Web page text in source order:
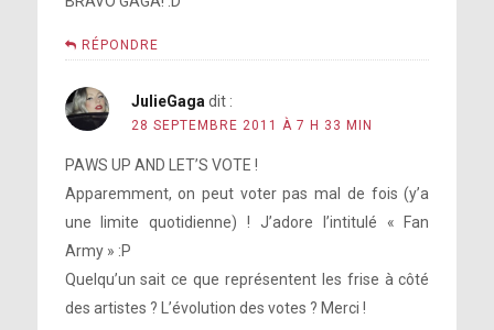
RÉPONDRE
JulieGaga dit :
28 SEPTEMBRE 2011 À 7 H 33 MIN
PAWS UP AND LET’S VOTE !
Apparemment, on peut voter pas mal de fois (y’a
une limite quotidienne) ! J’adore l’intitulé « Fan
Army » :P
Quelqu’un sait ce que représentent les frise à côté
des artistes ? L’évolution des votes ? Merci !